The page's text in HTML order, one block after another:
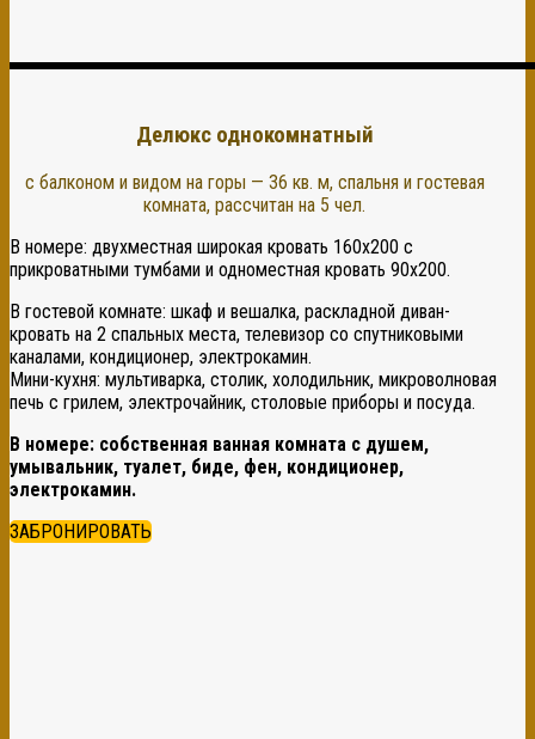
Делюкс однокомнатный
с балконом и видом на горы — 36 кв. м, спальня и гостевая
комната, рассчитан на 5 чел.
В номере: двухместная широкая кровать 160х200 с
прикроватными тумбами и одноместная кровать 90х200.
В гостевой комнате: шкаф и вешалка, раскладной диван-
кровать на 2 спальных места, телевизор со спутниковыми
каналами, кондиционер, электрокамин.
Мини-кухня: мультиварка, столик, холодильник, микроволновая
печь с грилем, электрочайник, столовые приборы и посуда.
В номере: собственная ванная комната с душем,
умывальник, туалет, биде, фен, кондиционер,
электрокамин.
ЗАБРОНИРОВАТЬ